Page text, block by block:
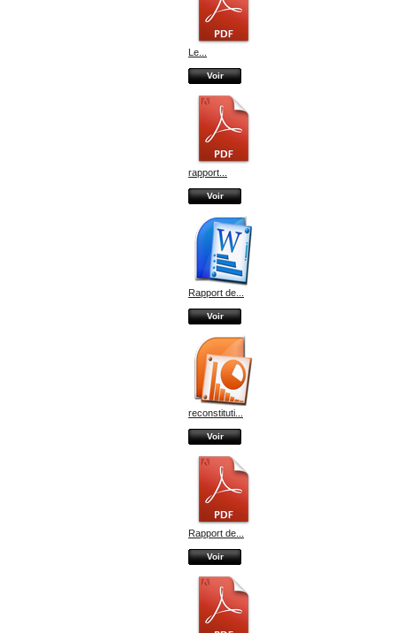
Le...
Voir
rapport...
Voir
Rapport de...
Voir
reconstituti...
Voir
Rapport de...
Voir